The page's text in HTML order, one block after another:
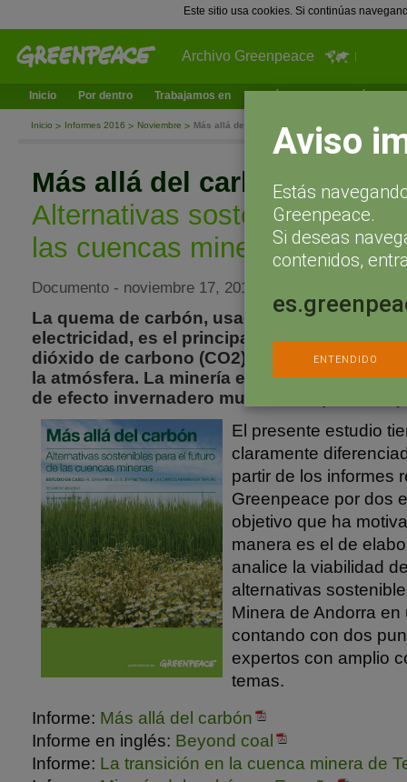
Este sitio usa cookies. Si continúas
Archivo Greenpeace
Inicio Por dentro Trabajamos en ¿Qué puedes hacer tú?
Inicio Informes 2016 Noviembre Más allá del carbón
Más allá del carbón
Alternativas sostenibles para
las cuencas mineras
Documento - noviembre 17, 2016
La quema de carbón, usado principalmente
electricidad, es el principal responsable de
dióxido de carbono (CO2) y de otras
la atmósfera. La minería es además una
de efecto invernadero mucho más potente
El presente estudio
claramente
partir de los informes
Greenpeace por dos
objetivo que ha
manera es el de
analice la viabilidad
alternativas
Minera de Andorra
contando con dos
expertos con amplio
temas.
Informe: Más allá del carbón
Informe en inglés: Beyond coal
Informe: La transición en la cuenca minera de
Aviso
Estás
Greenpeace.
Si deseas
contenidos,
ENTENDIDO